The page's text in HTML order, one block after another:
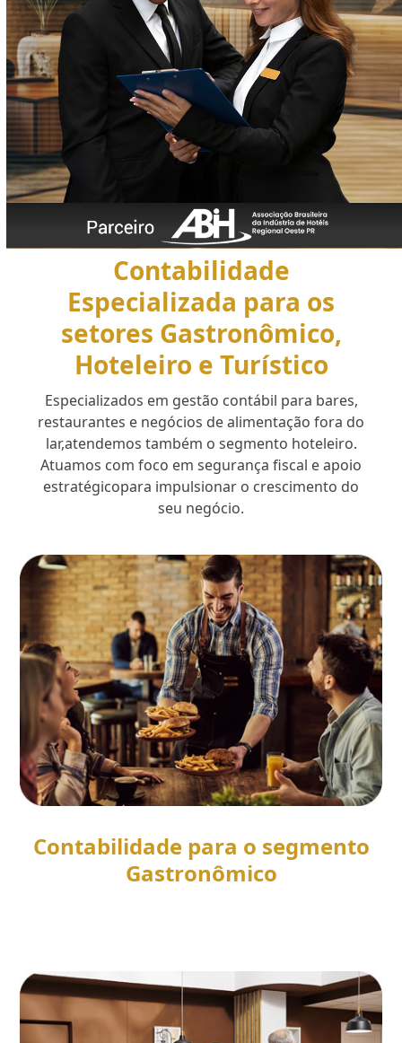
Contabilidade
Especializada para os
setores Gastronômico,
Hoteleiro e Turístico
Especializados em gestão contábil para bares,
restaurantes e negócios de alimentação fora do
lar,atendemos também o segmento hoteleiro.
Atuamos com foco em segurança fiscal e apoio
estratégicopara impulsionar o crescimento do
seu negócio.
Contabilidade para o segmento
Gastronômico